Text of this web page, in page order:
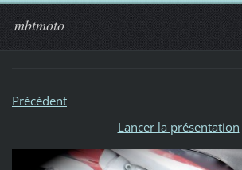
mbtmoto
Précédent
Lancer la présentation